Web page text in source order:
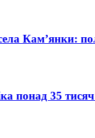
Кам’янки:
понад 35